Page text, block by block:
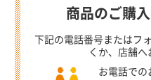
商品のご購
下記の電話番号またはフ
くか、店舗へ
お電話での